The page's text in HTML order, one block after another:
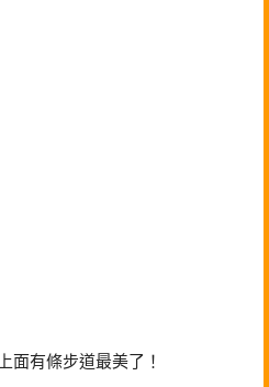
面有條步道最美了！